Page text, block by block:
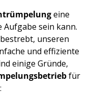
eine
sein kann.
unseren
und effiziente
einige Gründe,
für